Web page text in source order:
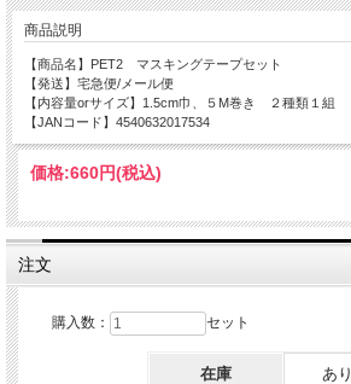
商品説明
【商品名】PET2 マスキングテープセット
【発送】宅急便/メール便
【内容量orサイズ】1.5cm巾、５M巻き ２種類１組
【JANコード】4540632017534
価格:660円(税込)
注文
購入数： セット
在庫 あり